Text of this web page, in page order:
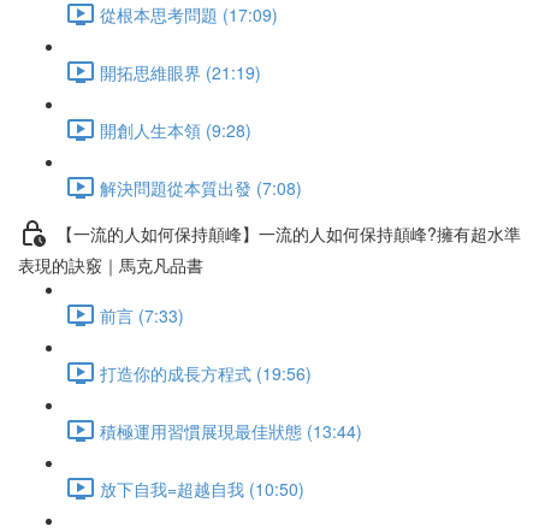
從根本思考問題 (17:09)
開拓思維眼界 (21:19)
開創人生本領 (9:28)
解決問題從本質出發 (7:08)
【一流的人如何保持顛峰】一流的人如何保持顛峰?擁有超水準
表現的訣竅｜馬克凡品書
前言 (7:33)
打造你的成長方程式 (19:56)
積極運用習慣展現最佳狀態 (13:44)
放下自我=超越自我 (10:50)